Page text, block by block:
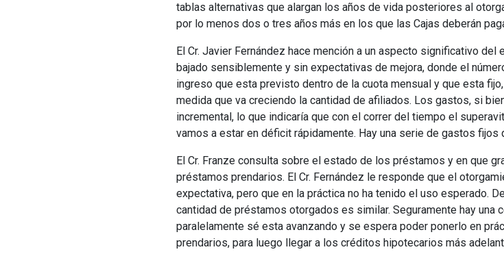
tablas alternativas que alargan los años de vida posteriores al
por lo menos dos o tres años más en los que las Cajas deberán
El Cr. Javier Fernández hace mención a un aspecto significativo
bajado sensiblemente y sin expectativas de mejora, donde el
ingreso que esta previsto dentro de la cuota mensual y que esta
medida que va creciendo la cantidad de afiliados. Los gastos, si
incremental, lo que indicaría que con el correr del tiempo el
vamos a estar en déficit rápidamente. Hay una serie de gastos
El Cr. Franze consulta sobre el estado de los préstamos y en que
préstamos prendarios. El Cr. Fernández le responde que el
expectativa, pero que en la práctica no ha tenido el uso esperado.
cantidad de préstamos otorgados es similar. Seguramente hay una
paralelamente sé esta avanzando y se espera poder ponerlo en
prendarios, para luego llegar a los créditos hipotecarios más